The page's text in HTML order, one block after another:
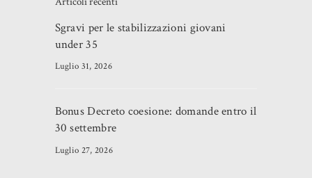
Sgravi per le stabilizzazioni giovani
under 35
Luglio 31, 2026
Bonus Decreto coesione: domande entro il
30 settembre
Luglio 27, 2026